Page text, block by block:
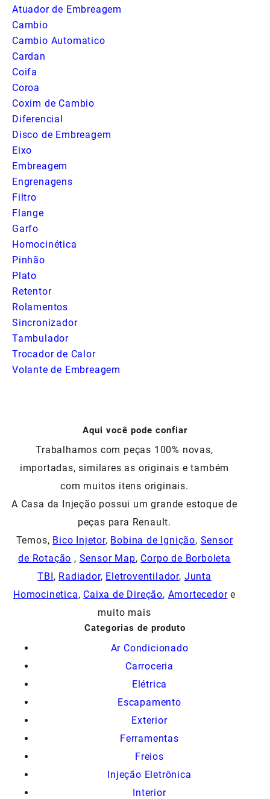
Atuador de Embreagem
Cambio
Cambio Automatico
Cardan
Coifa
Coroa
Coxim de Cambio
Diferencial
Disco de Embreagem
Eixo
Embreagem
Engrenagens
Filtro
Flange
Garfo
Homocinética
Pinhão
Plato
Retentor
Rolamentos
Sincronizador
Tambulador
Trocador de Calor
Volante de Embreagem
Aqui você pode confiar
Trabalhamos com peças 100% novas,
importadas, similares as originais e também
com muitos itens originais.
A Casa da Injeção possui um grande estoque de
peças para Renault.
Temos, Bico Injetor, Bobina de Ignição, Sensor
de Rotação , Sensor Map, Corpo de Borboleta
TBI, Radiador, Eletroventilador, Junta
Homocinetica, Caixa de Direção, Amortecedore
muito mais
Categorias de produto
Ar Condicionado
Carroceria
Elétrica
Escapamento
Exterior
Ferramentas
Freios
Injeção Eletrônica
Interior